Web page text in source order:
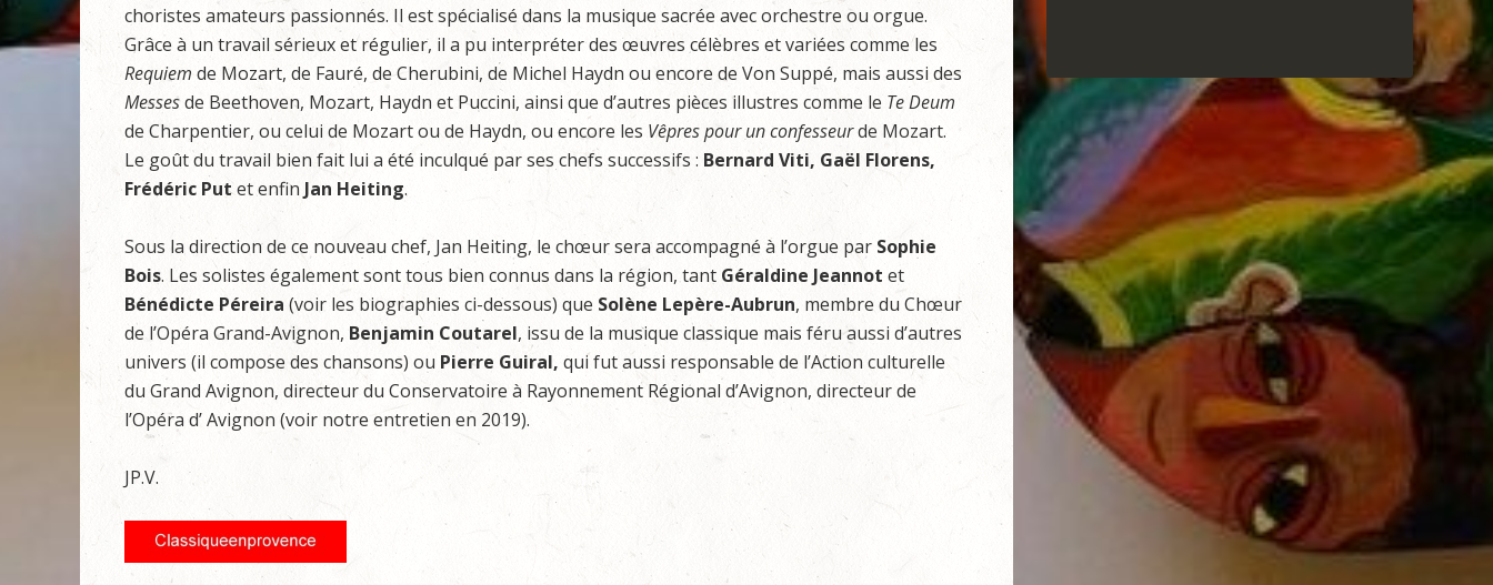
choristes amateurs passionnés. Il est spécialisé dans la musique sacrée avec orchestre ou orgue.
Grâce à un travail sérieux et régulier, il a pu interpréter des œuvres célèbres et variées comme les
Requiem de Mozart, de Fauré, de Cherubini, de Michel Haydn ou encore de Von Suppé, mais aussi des
Messesde Beethoven, Mozart, Haydn et Puccini, ainsi que d’autres pièces illustres comme le Te Deum
de Charpentier, ou celui de Mozart ou de Haydn, ou encore les Vêpres pour un confesseurde Mozart.
Le goût du travail bien fait lui a été inculqué par ses chefs successifs : Bernard Viti, Gaël Florens,
Frédéric Putet enfin Jan Heiting.
Sous la direction de ce nouveau chef, Jan Heiting, le chœur sera accompagné à l’orgue par Sophie
Bois. Les solistes également sont tous bien connus dans la région, tant Géraldine Jeannot et
Bénédicte Péreira (voir les biographies ci-dessous) que Solène Lepère-Aubrun, membre du Chœur
de l’Opéra Grand-Avignon, Benjamin Coutarel, issu de la musique classique mais féru aussi d’autres
univers (il compose des chansons) ou Pierre Guiral, qui fut aussi responsable de l’Action culturelle
du Grand Avignon, directeur du Conservatoire à Rayonnement Régional d’Avignon, directeur de
l’Opéra d’ Avignon (voir notre entretien en 2019).
JP.V.